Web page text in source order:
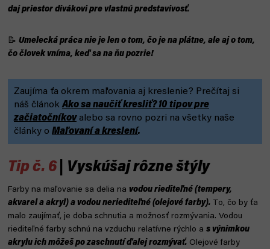
daj priestor divákovi pre vlastnú predstavivosť.
📝 Umelecká práca nie je len o tom, čo je na plátne, ale aj o tom,
čo človek vníma, keď sa na ňu pozrie!
Zaujíma ťa okrem maľovania aj kreslenie? Prečítaj si
náš článokAko sa naučiť kresliť? 10 tipov pre
začiatočníkovalebo sa rovno pozri na všetky naše
články o Maľovaní a kreslení.
Tip č. 6 | Vyskúšaj rôzne štýly
Farby na maľovanie sa delia na vodou riediteľné (tempery,
akvarel a akryl) a vodou neriediteľné (olejové farby). To, čo by ťa
malo zaujímať, je doba schnutia a možnosť rozmývania. Vodou
riediteľné farby schnú na vzduchu relatívne rýchlo a s výnimkou
akrylu ich môžeš po zaschnutí ďalej rozmývať. Olejové farby